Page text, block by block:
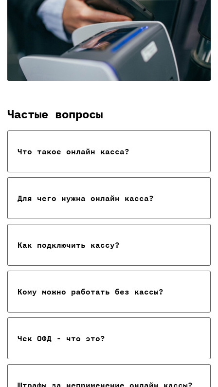
Частые вопросы
Что такое онлайн касса?
Для чего нужна онлайн касса?
Как подключить кассу?
Кому можно работать без кассы?
Чек ОФД - что это?